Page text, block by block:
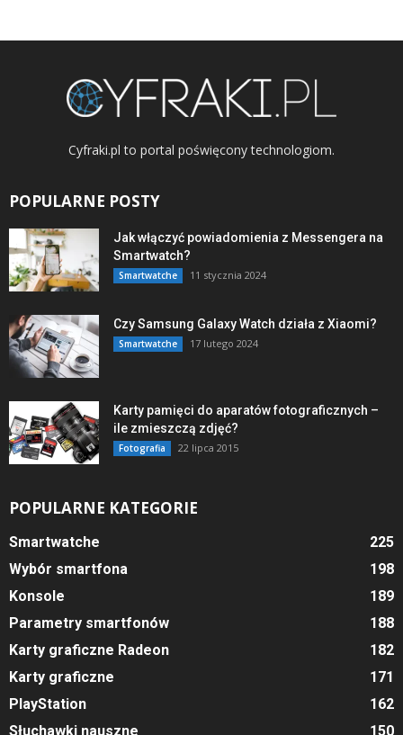
Cyfraki.pl to portal poświęcony technologiom.
POPULARNE POSTY
Jak włączyć powiadomienia z Messengera na
Smartwatch?
Smartwatche 11 stycznia 2024
Czy Samsung Galaxy Watch działa z Xiaomi?
Smartwatche 17 lutego 2024
Karty pamięci do aparatów fotograficznych –
ile zmieszczą zdjęć?
Fotografia 22 lipca 2015
POPULARNE KATEGORIE
Smartwatche
225
Wybór smartfona
198
Konsole
189
Parametry smartfonów
188
Karty graficzne Radeon
182
Karty graficzne
171
PlayStation
162
Słuchawki nauszne
150